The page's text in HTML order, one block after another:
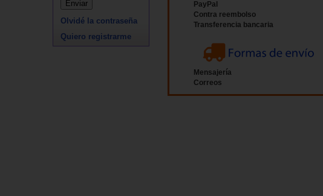
Olvidé la contraseña
Quiero registrarme
PayPal
Contra reembolso
Transferencia bancaria
Mensajería
Correos